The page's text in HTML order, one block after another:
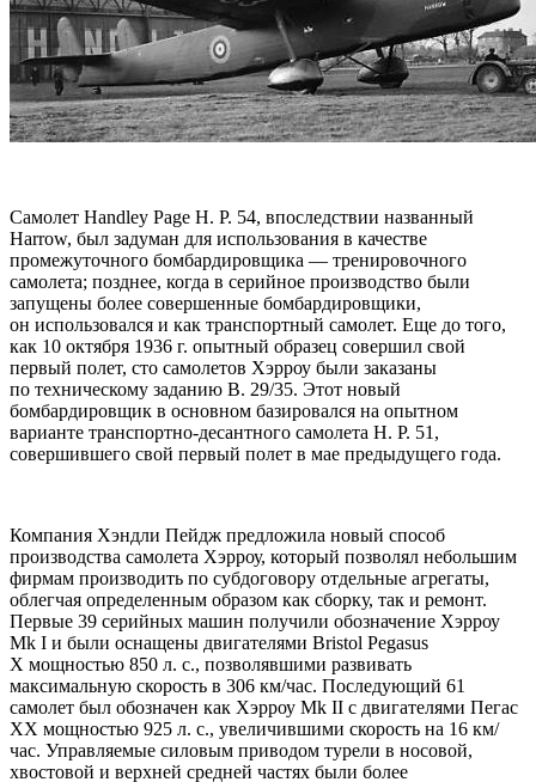
Самолет Handley Page H. P. 54, впоследствии названный
Harrow, был задуман для использования в качестве
промежуточного бомбардировщика — тренировочного
самолета; позднее, когда в серийное производство были
запущены более совершенные бомбардировщики,
он использовался и как транспортный самолет. Еще до того,
как 10 октября 1936 г. опытный образец совершил свой
первый полет, сто самолетов Хэрроу были заказаны
по техническому заданию В. 29/35. Этот новый
бомбардировщик в основном базировался на опытном
варианте транспортно-десантного самолета Н. Р. 51,
совершившего свой первый полет в мае предыдущего года.
Компания Хэндли Пейдж предложила новый способ
производства самолета Хэрроу, который позволял небольшим
фирмам производить по субдоговору отдельные агрегаты,
облегчая определенным образом как сборку, так и ремонт.
Первые 39 серийных машин получили обозначение Хэрроу
Mk I и были оснащены двигателями Bristol Pegasus
X мощностью 850 л. с., позволявшими развивать
максимальную скорость в 306 км/час. Последующий 61
самолет был обозначен как Хэрроу Mk II с двигателями Пегас
ХХ мощностью 925 л. с., увеличившими скорость на 16 км/
час. Управляемые силовым приводом турели в носовой,
хвостовой и верхней средней частях были более